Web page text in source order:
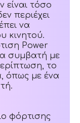
είναι τόσο
περιέχει
να
κινητού.
Power
συμβατή με
το
όπως με ένα
φόρτισης